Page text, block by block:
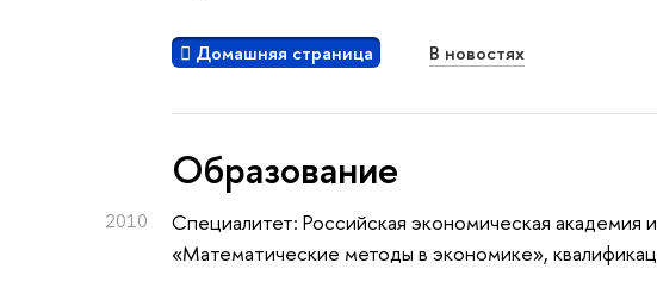
Домашняя страница В новостях
Oбразование
2010
Специалитет: Российская экономическая академия
«Математические методы в экономике»,